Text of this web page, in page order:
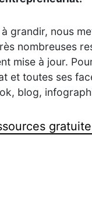
grandir, nous
nombreuses
mise à jour.
et toutes ses
blog,